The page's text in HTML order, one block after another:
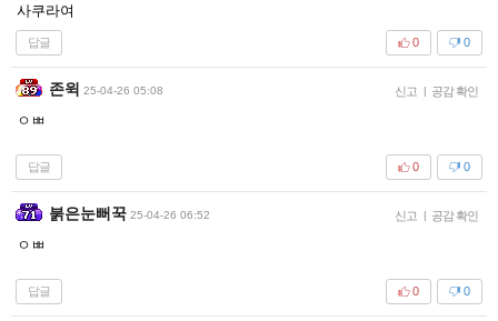
사쿠라여
답글 0
0
존윅 25-04-26 05:08 신고 | 공감 확인
ㅇㅃ
답글 0
0
붉은눈뻐꾹 25-04-26 06:52 신고 | 공감 확인
ㅇㅃ
답글 0
0